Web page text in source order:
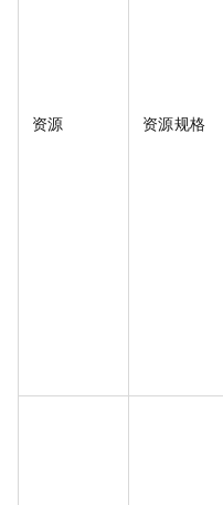
资源 资源规格